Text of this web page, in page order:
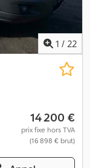
1 / 22
14 200 €
prix fixe hors TVA
(16 898 € brut)